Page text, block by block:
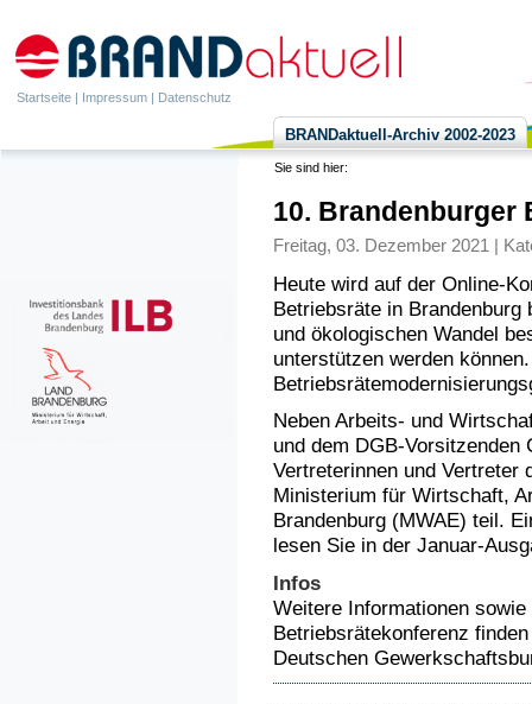
Startseite | Impressum | Datenschutz
BRANDaktuell-Archiv 2002-2023
Sie sind hier:
10. Brandenburger
Freitag, 03. Dezember 2021 |
Heute wird auf der Online-
Betriebsräte in Brandenburg
und ökologischen Wandel
unterstützen werden
Neben Arbeits- und
und dem DGB-Vorsitzenden
Vertreterinnen und Vertreter
Ministerium für Wirtschaft,
Brandenburg (MWAE) teil.
lesen Sie in der Januar-
Infos
Weitere Informationen
Betriebsrätekonferenz
Deutschen